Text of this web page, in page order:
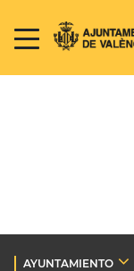
AYUNTAMIENTO